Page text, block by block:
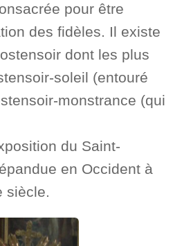
pour être
des fidèles. Il existe
dont les plus
soleil (entouré
monstrance (qui
du Saint-
en Occident à
siècle.